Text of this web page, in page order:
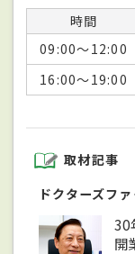
時間
09:00～12:00
16:00～19:00
取材記事
ドクターズフ
30
開